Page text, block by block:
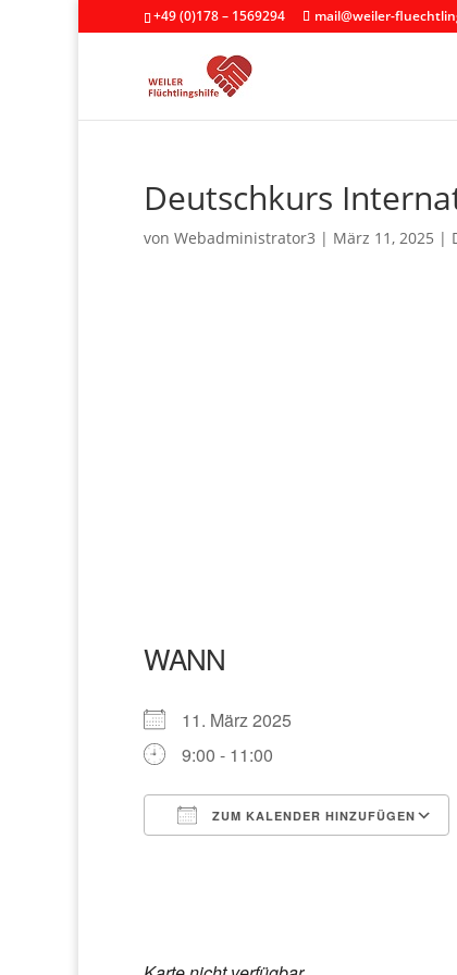
+49 (0)178 – 1569294 mail@weiler-
Deutschkurs
von Webadministrator3 | März 11, 2025 |
WANN
11. März 2025
9:00 - 11:00
ZUM KALENDER HINZUFÜGEN